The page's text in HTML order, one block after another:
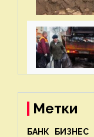
Метки
БАНК БИЗНЕС